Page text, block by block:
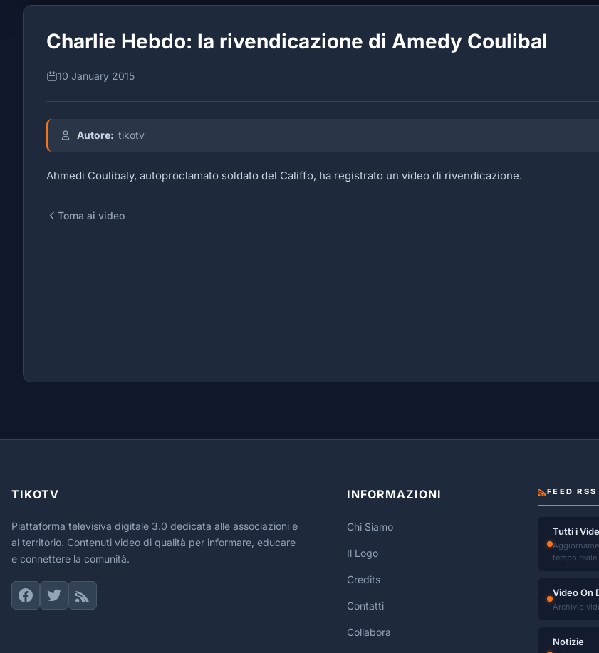
Charlie Hebdo: la rivendicazione di Amedy Coulibal
10 January 2015
Autore: tikotv
Ahmedi Coulibaly, autoproclamato soldato del Califfo, ha registrato un video di rivendicazione.
Torna ai video
TIKOTV
Piattaforma televisiva digitale 3.0 dedicata alle associazioni e
al territorio. Contenuti video di qualità per informare, educare
e connettere la comunità.
INFORMAZIONI
Chi Siamo
Il Logo
Credits
Contatti
Collabora
FEED RSS
Tutti i
tempo reale
Video On
Archivio
Notizie